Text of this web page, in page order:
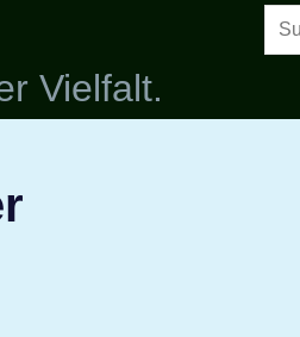
Vielfalt.